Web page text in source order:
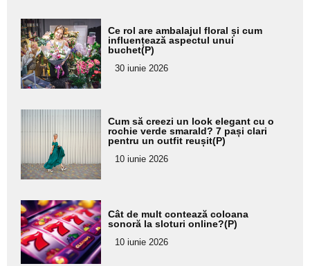
Adaugă
aici textul
pentru
subtitlu
Ce rol are ambalajul floral și cum
influențează aspectul unui
buchet(P)
30 iunie 2026
Adaugă
aici textul
pentru
subtitlu
Cum să creezi un look elegant cu o
rochie verde smarald? 7 pași clari
pentru un outfit reușit(P)
10 iunie 2026
Adaugă
aici textul
pentru
subtitlu
Cât de mult contează coloana
sonoră la sloturi online?(P)
10 iunie 2026